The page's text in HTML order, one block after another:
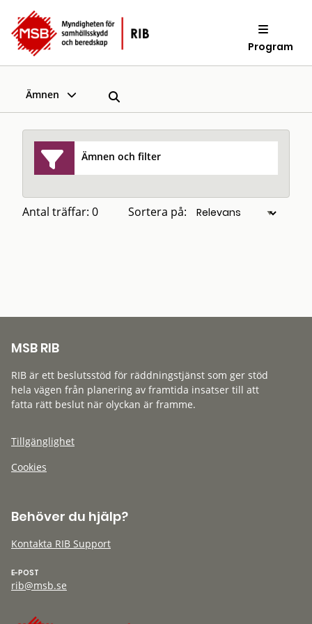
Program
Ämnen
Ämnen och filter
Antal träffar: 0 Sortera på:
MSB RIB
RIB är ett beslutsstöd för räddningstjänst som ger stöd
hela vägen från planering av framtida insatser till att
fatta rätt beslut när olyckan är framme.
Tillgänglighet
Cookies
Behöver du hjälp?
Kontakta RIB Support
E-POST
rib@msb.se